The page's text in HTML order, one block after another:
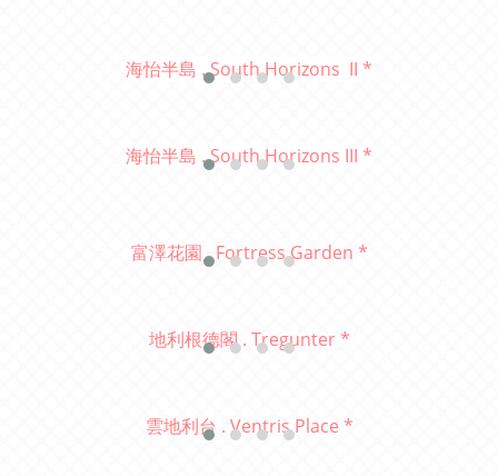
海怡半島 . South Horizons II *
海怡半島 . South Horizons III *
富澤花園 . Fortress Garden *
地利根德閣 . Tregunter *
雲地利台 . Ventris Place *